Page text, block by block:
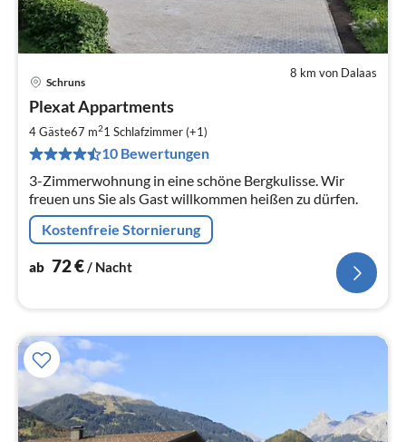
8 km von Dalaas
Schruns
Plexat Appartments
4 Gäste67 m21 Schlafzimmer (+1)
10 Bewertungen
3-Zimmerwohnung in eine schöne Bergkulisse. Wir
freuen uns Sie als Gast willkommen heißen zu dürfen.
Kostenfreie Stornierung
ab 72€/ Nacht